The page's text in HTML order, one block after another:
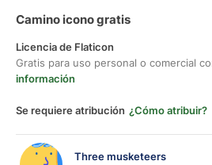
Camino icono gratis
Licencia de Flaticon
Gratis para uso personal o comercial
información
Se requiere atribución ¿Cómo atribuir?
Three musketeers